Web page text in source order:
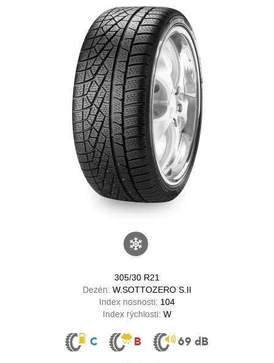
305/30 R21
Dezén: W.SOTTOZERO S.II
Index nosnosti: 104
Index rýchlosti: W
C B 69 dB